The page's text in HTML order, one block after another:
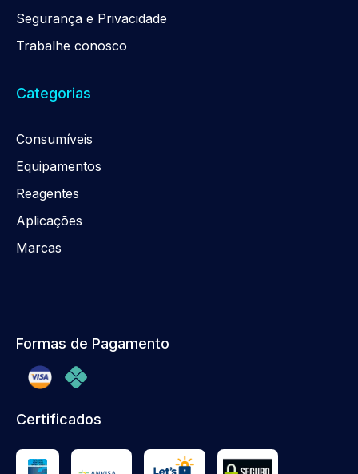
Segurança e Privacidade
Trabalhe conosco
Categorias
Consumíveis
Equipamentos
Reagentes
Aplicações
Marcas
Formas de Pagamento
Certificados